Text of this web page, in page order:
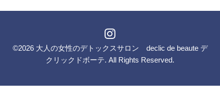
©2026 大人の女性のデトックスサロン declic de beaute デ
クリックドボーテ. All Rights Reserved.